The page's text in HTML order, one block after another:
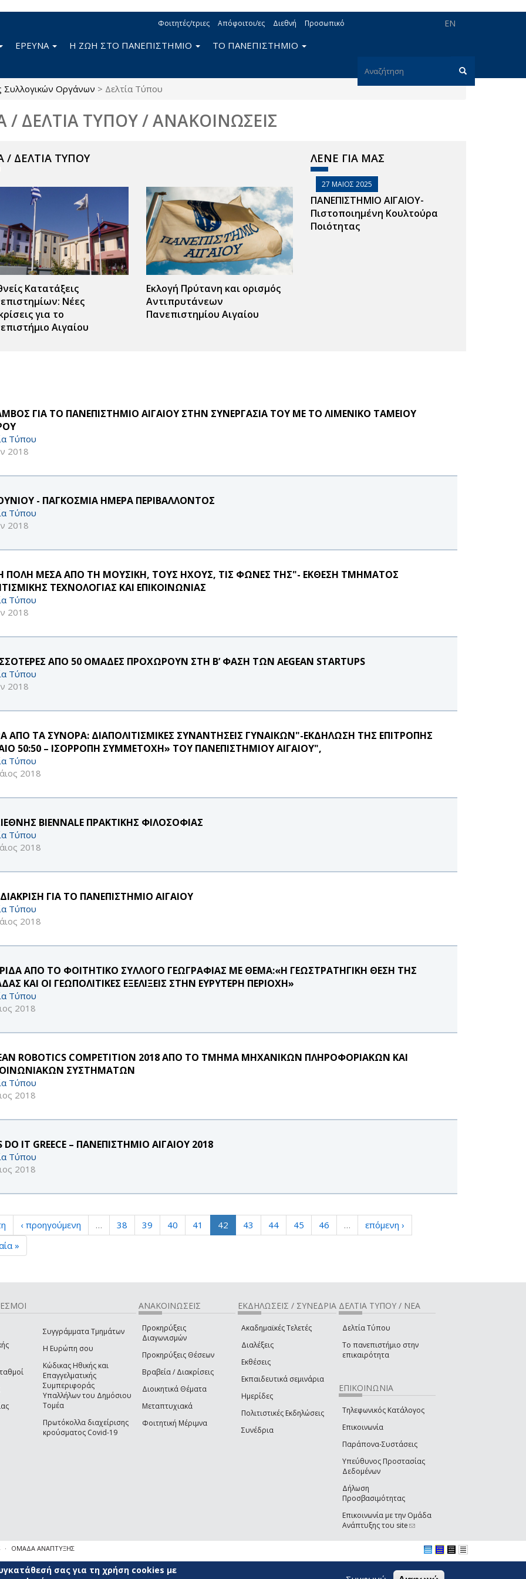
EN
Φοιτητές/τριες Απόφοιτοι/ες Διεθνή Προσωπικό
Φόρμα
ΕΡΕΥΝΑ Η ΖΩΗ ΣΤΟ ΠΑΝΕΠΙΣΤΗΜΙΟ ΤΟ ΠΑΝΕΠΙΣΤΗΜΙΟ
Συλλογικών Οργάνων > Δελτία Τύπου
/ ΔΕΛΤΙΑ ΤΥΠΟΥ / ΑΝΑΚΟΙΝΩΣΕΙΣ
/ ΔΕΛΤΙΑ ΤΥΠΟΥ
Κατατάξεις
Νέες
για το
Αιγαίου
Εκλογή Πρύτανη και ορισμός
Αντιπρυτάνεων
Πανεπιστημίου Αιγαίου
ΛΕΝΕ ΓΙΑ ΜΑΣ
27 ΜΑΙΟΣ 2025
ΠΑΝΕΠΙΣΤΗΜΙΟ ΑΙΓΑΙΟΥ-
Πιστοποιημένη Κουλτούρα
Ποιότητας
ΓΙΑ ΤΟ ΠΑΝΕΠΙΣΤΗΜΙΟ ΑΙΓΑΙΟΥ ΣΤΗΝ ΣΥΝΕΡΓΑΣΙΑ ΤΟΥ ΜΕ ΤΟ ΛΙΜΕΝΙΚΟ ΤΑΜΕΙΟΥ
Τύπου
2018
- ΠΑΓΚΟΣΜΙΑ HΜΕΡΑ ΠΕΡΙΒΑΛΛΟΝΤΟΣ
Τύπου
2018
ΠΟΛΗ ΜΕΣΑ ΑΠΟ ΤΗ ΜΟΥΣΙΚΗ, ΤΟΥΣ ΗΧΟΥΣ, ΤΙΣ ΦΩΝΕΣ ΤΗΣ"- ΕΚΘΕΣΗ ΤΜΗΜΑΤΟΣ
ΤΕΧΝΟΛΟΓΙΑΣ ΚΑΙ ΕΠΙΚΟΙΝΩΝΙΑΣ
Τύπου
2018
ΑΠΟ 50 ΟΜΑΔΕΣ ΠΡΟΧΩΡΟΥΝ ΣΤΗ Β’ ΦΑΣΗ ΤΩΝ AEGEAN STARTUPS
Τύπου
2018
ΑΠΟ ΤΑ ΣΥΝΟΡΑ: ΔΙΑΠΟΛΙΤΙΣΜΙΚΕΣ ΣΥΝΑΝΤΗΣΕΙΣ ΓΥΝΑΙΚΩΝ"-ΕΚΔΗΛΩΣΗ ΤΗΣ ΕΠΙΤΡΟΠΗΣ
50:50 – ΙΣΟΡΡΟΠΗ ΣΥΜΜΕΤΟΧΗ» ΤΟΥ ΠΑΝΕΠΙΣΤΗΜΙΟΥ ΑΙΓΑΙΟΥ",
Τύπου
2018
BIENNALE ΠΡΑΚΤΙΚΗΣ ΦΙΛΟΣΟΦΙΑΣ
Τύπου
2018
ΔΙΑΚΡΙΣΗ ΓΙΑ ΤΟ ΠΑΝΕΠΙΣΤΗΜΙΟ ΑΙΓΑΙΟΥ
Τύπου
2018
ΑΠΟ ΤΟ ΦΟΙΤΗΤΙΚΟ ΣΥΛΛΟΓΟ ΓΕΩΓΡΑΦΙΑΣ ΜΕ ΘΕΜΑ:«Η ΓΕΩΣΤΡΑΤΗΓΙΚΗ ΘΕΣΗ ΤΗΣ
ΚΑΙ ΟΙ ΓΕΩΠΟΛΙΤΙΚΕΣ ΕΞΕΛΙΞΕΙΣ ΣΤΗΝ ΕΥΡΥΤΕΡΗ ΠΕΡΙΟΧΗ»
Τύπου
2018
ROBOTICS COMPETITION 2018 ΑΠΟ ΤΟ ΤΜΗΜΑ ΜΗΧΑΝΙΚΩΝ ΠΛΗΡΟΦΟΡΙΑΚΩΝ ΚΑΙ
ΣΥΣΤΗΜΑΤΩΝ
Τύπου
2018
DO IT GREECE – ΠΑΝΕΠΙΣΤΗΜΙΟ ΑΙΓΑΙΟΥ 2018
Τύπου
2018
‹ προηγούμενη … 38 39 40 41 42 43 44 45 46 …
επόμενη ›
»
Συγγράμματα Τμημάτων
Η Ευρώπη σου
Κώδικας Ηθικής και
Επαγγελματικής
Συμπεριφοράς
Υπαλλήλων του Δημόσιου
Τομέα
Πρωτόκολλα διαχείρισης
κρούσματος Covid-19
ΑΝΑΚΟΙΝΩΣΕΙΣ
Προκηρύξεις
Διαγωνισμών
Προκηρύξεις Θέσεων
Βραβεία / Διακρίσεις
Διοικητικά Θέματα
Μεταπτυχιακά
Φοιτητική Μέριμνα
ΕΚΔΗΛΩΣΕΙΣ / ΣΥΝΕΔΡΙΑ
Ακαδημαϊκές Τελετές
Διαλέξεις
Εκθέσεις
Εκπαιδευτικά σεμινάρια
Ημερίδες
Πολιτιστικές Εκδηλώσεις
Συνέδρια
ΔΕΛΤΙΑ ΤΥΠΟΥ / ΝΕΑ
Δελτία Τύπου
Το πανεπιστήμιο στην
επικαιρότητα
ΕΠΙΚΟΙΝΩΝΙΑ
Τηλεφωνικός Κατάλογος
Επικοινωνία
Παράπονα-Συστάσεις
Υπεύθυνος Προστασίας
Δεδομένων
Δήλωση
Προσβασιμότητας
Επικοινωνία με την Ομάδα
Ανάπτυξης του site(link sends e-mail)
ΟΜΑΔΑ ΑΝΑΠΤΥΞΗΣ
σας για τη χρήση cookies με